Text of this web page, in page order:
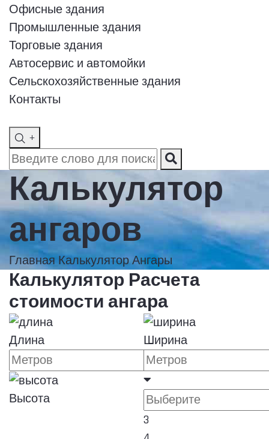
Офисные здания
Промышленные здания
Торговые здания
Автосервис и автомойки
Сельскохозяйственные здания
Контакты
+
Калькулятор
ангаров
Главная КалькуляторАнгары
Калькулятор Расчета
стоимости ангара
Длина Ширина
Высота
3